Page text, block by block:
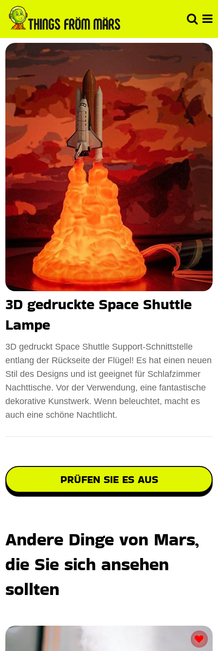
3D gedruckte Space Shuttle
Lampe
3D gedruckt Space Shuttle Support-Schnittstelle
entlang der Rückseite der Flügel! Es hat einen neuen
Stil des Designs und ist geeignet für Schlafzimmer
Nachttische. Vor der Verwendung, eine fantastische
dekorative Kunstwerk. Wenn beleuchtet, macht es
auch eine schöne Nachtlicht.
PRÜFEN SIE ES AUS
Andere Dinge von Mars,
die Sie sich ansehen
sollten